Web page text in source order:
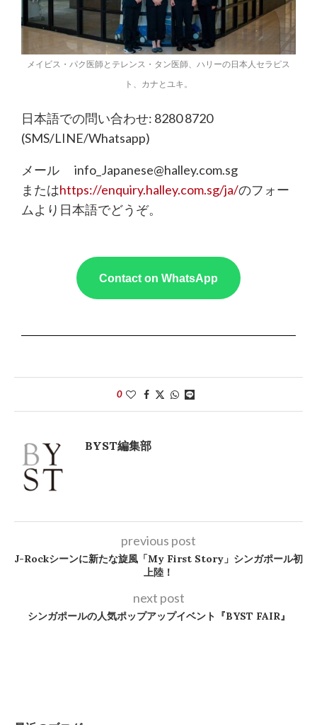
メイビス・パク医師とテレンス・タン医師、ハリーの日本人セラピス
ト、カナとユキ。
日本語での問い合わせ: 8280 8720
(SMS/LINE/Whatsapp)
メール info_Japanese@halley.com.sg
またはhttps://enquiry.halley.com.sg/ja/のフォー
ムより日本語でどうぞ。
Contact on WhatsApp
0
BYST編集部
previous post
J-Rockシーンに新たな旋風「My First Story」シンガポール初
上陸！
next post
シンガポールの人気ポップアップイベント『BYST FAIR』